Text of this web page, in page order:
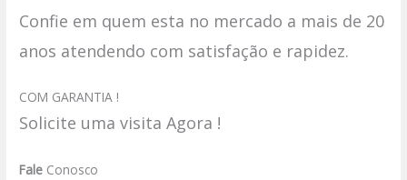
Confie em quem esta no mercado a mais de 20
anos atendendo com satisfação e rapidez.
COM GARANTIA !
Solicite uma visita Agora !
Fale Conosco